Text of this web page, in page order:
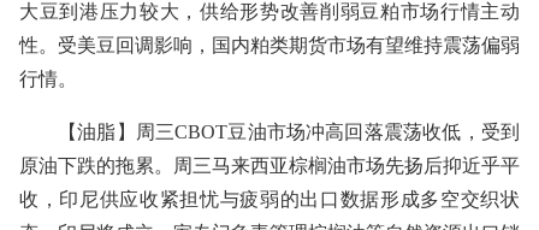
大豆到港压力较大，供给形势改善削弱豆粕市场行情主动
性。受美豆回调影响，国内粕类期货市场有望维持震荡偏弱
行情。
【油脂】周三CBOT豆油市场冲高回落震荡收低，受到
原油下跌的拖累。周三马来西亚棕榈油市场先扬后抑近乎平
收，印尼供应收紧担忧与疲弱的出口数据形成多空交织状